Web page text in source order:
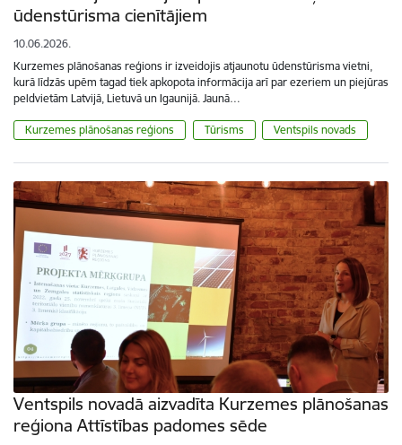
ūdenstūrisma cienītājiem
10.06.2026.
Kurzemes plānošanas reģions ir izveidojis atjaunotu ūdenstūrisma vietni,
kurā līdzās upēm tagad tiek apkopota informācija arī par ezeriem un piejūras
peldvietām Latvijā, Lietuvā un Igaunijā. Jaunā…
Kurzemes plānošanas reģions Tūrisms Ventspils novads
Ventspils novadā aizvadīta Kurzemes plānošanas
reģiona Attīstības padomes sēde